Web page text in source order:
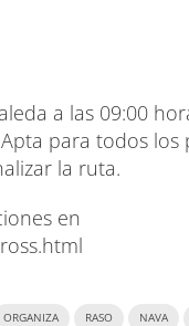
a las 09:00
para todos
la ruta.
en
ORGANIZA RASO NAVA